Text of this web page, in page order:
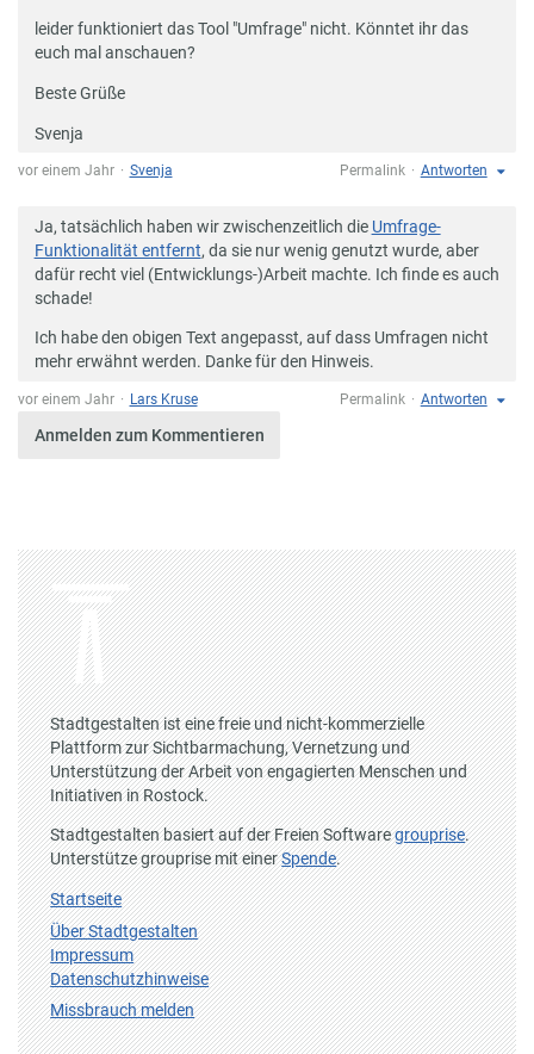
leider funktioniert das Tool "Umfrage" nicht. Könntet ihr das
euch mal anschauen?
Beste Grüße
Svenja
vor einem Jahr Svenja Permalink Antworten
Ja, tatsächlich haben wir zwischenzeitlich die Umfrage-
Funktionalität entfernt, da sie nur wenig genutzt wurde, aber
dafür recht viel (Entwicklungs-)Arbeit machte. Ich finde es auch
schade!
Ich habe den obigen Text angepasst, auf dass Umfragen nicht
mehr erwähnt werden. Danke für den Hinweis.
vor einem Jahr Lars Kruse Permalink Antworten
Anmelden zum Kommentieren
Stadtgestalten ist eine freie und nicht-kommerzielle
Plattform zur Sichtbarmachung, Vernetzung und
Unterstützung der Arbeit von engagierten Menschen und
Initiativen in Rostock.
Stadtgestalten basiert auf der Freien Softwaregrouprise.
Unterstütze grouprise mit einerSpende.
Startseite
Über Stadtgestalten
Impressum
Datenschutzhinweise
Missbrauch melden